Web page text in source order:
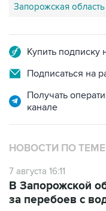
Запорожская область
Купить
Подписаться на
Получать
канале
НОВОСТИ ПО ТЕМЕ
7 августа 16:11
В Запорожской
за перебоев с